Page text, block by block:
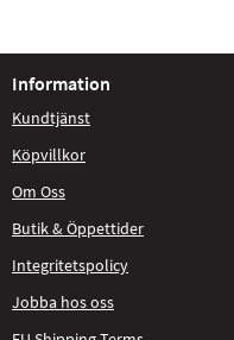
Information
Kundtjänst
Köpvillkor
Om Oss
Butik & Öppettider
Integritetspolicy
Jobba hos oss